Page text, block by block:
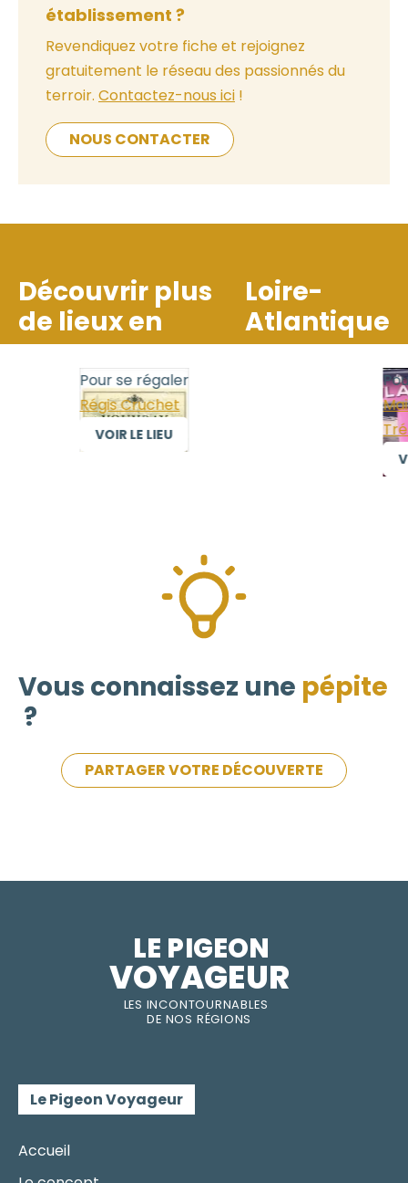
établissement ?
Revendiquez votre fiche et rejoignez
gratuitement le réseau des passionnés du
terroir. Contactez-nous ici !
NOUS CONTACTER
Découvrir plus
de lieux en
Loire-
Atlantique
Pour se régaler
Régis Cruchet
VOIR LE LIEU
Vous connaissez une pépite
?
PARTAGER VOTRE DÉCOUVERTE
LES INCONTOURNABLES
DE NOS RÉGIONS
LE PIGEON
VOYAGEUR
Le Pigeon Voyageur
Accueil